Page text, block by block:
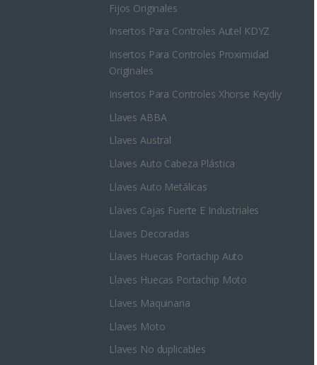
Fijos Originales
Insertos Para Controles Autel KDYZ
Insertos Para Controles Proximidad
Originales
Insertos Para Controles Xhorse Keydiy
Llaves ABBA
Llaves Austral
Llaves Auto Cabeza Plástica
Llaves Auto Metálicas
Llaves Cajas Fuerte E Industriales
Llaves Decoradas
Llaves Huecas Portachip Auto
Llaves Huecas Portachip Moto
Llaves Maquinaria
Llaves Moto
Llaves No duplicables